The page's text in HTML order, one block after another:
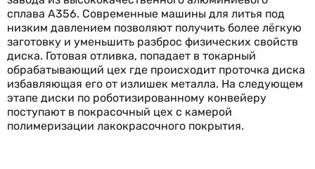
сплава А356. Современные машины для литья под
низким давлением позволяют получить более лёгкую
заготовку и уменьшить разброс физических свойств
диска. Готовая отливка, попадает в токарный
обрабатывающий цех где происходит проточка диска
избавляющая его от излишек металла. На следующем
этапе диски по роботизированному конвейеру
поступают в покрасочный цех с камерой
полимеризации лакокрасочного покрытия.